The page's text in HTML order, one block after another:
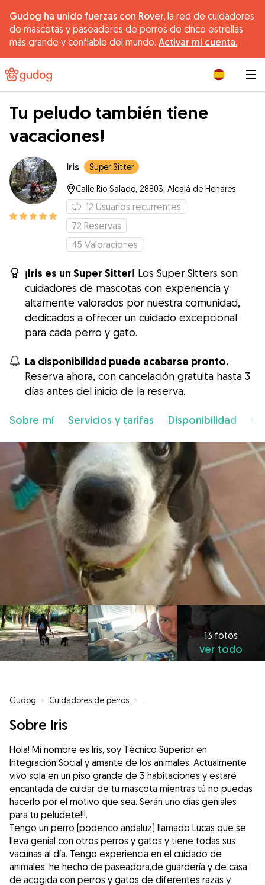
Gudog ha unido fuerzas con Rover, la red de cuidadores
de mascotas y paseadores de perros de cinco estrellas
más grande y confiable del mundo. Activar mi cuenta.
Tu peludo también tiene
vacaciones!
Iris Super Sitter
Calle Río Salado, 28803, Alcalá de Henares
12 Usuarios recurrentes
72 Reservas
45 Valoraciones
¡Iris es un Super Sitter! Los Super Sitters son
cuidadores de mascotas con experiencia y
altamente valorados por nuestra comunidad,
dedicados a ofrecer un cuidado excepcional
para cada perro y gato.
La disponibilidad puede acabarse pronto.
Reserva ahora, con cancelación gratuita hasta 3
días antes del inicio de la reserva.
Sobre mí Servicios y tarifas Disponibilidad
13 fotos
ver todo
Gudog » Cuidadores de perros »
Sobre Iris
Hola! Mi nombre es Iris, soy Técnico Superior en
Integración Social y amante de los animales. Actualmente
vivo sola en un piso grande de 3 habitaciones y estaré
encantada de cuidar de tu mascota mientras tú no puedas
hacerlo por el motivo que sea. Serán uno días geniales
para tu peludete!!!.
Tengo un perro (podenco andaluz) llamado Lucas que se
lleva genial con otros perros y gatos y tiene todas sus
vacunas al día. Tengo experiencia en el cuidado de
animales, he hecho de paseadora,de guardería y de casa
de acogida con perros y gatos de diferentes razas y